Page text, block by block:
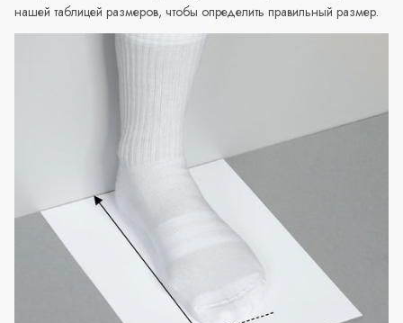
нашей таблицей размеров, чтобы определить правильный размер.